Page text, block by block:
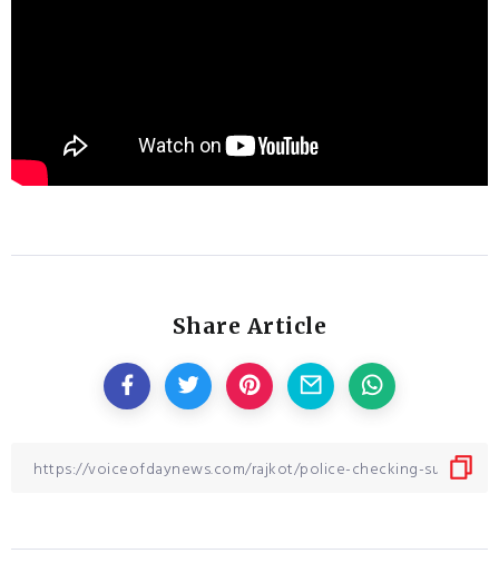
Share Article